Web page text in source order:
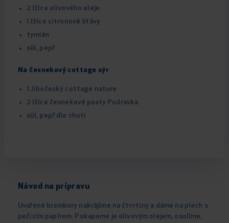
2 lžíce olivového oleje
1 lžíce citronové šťávy
tymián
sůl, pepř
Na česnekový cottage sýr
1 Jihočeský cottage nature
2 lžíce česnekové pasty Podravka
sůl, pepř dle chuti
Návod na prípravu
Uvařené brambory nakrájíme na čtvrtiny a dáme na plech s
pečicím papírem. Pokapeme je olivovým olejem, osolíme,